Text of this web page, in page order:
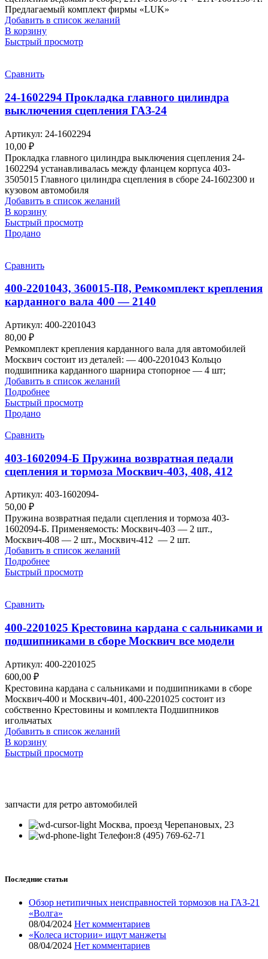
Предлагаемый комплект фирмы «LUK»
Добавить в список желаний
В корзину
Быстрый просмотр
Сравнить
24-1602294 Прокладка главного цилиндра
выключения сцепления ГАЗ-24
Артикул: 24-1602294
10,00 ₽
Прокладка главного цилиндра выключения сцепления 24-
1602294 устанавливалась между фланцем корпуса 403-
3505015 Главного цилиндра сцепления в сборе 24-1602300 и
кузовом автомобиля
Добавить в список желаний
В корзину
Быстрый просмотр
Продано
Сравнить
400-2201043, 360015-П8, Ремкомплект крепления
карданного вала 400 — 2140
Артикул: 400-2201043
80,00 ₽
Ремкомплект крепления карданного вала для автомобилей
Москвич состоит из деталей: — 400-2201043 Кольцо
подшипника карданного шарнира стопорное — 4 шт;
Добавить в список желаний
Подробнее
Быстрый просмотр
Продано
Сравнить
403-1602094-Б Пружина возвратная педали
сцепления и тормоза Москвич-403, 408, 412
Артикул: 403-1602094-
50,00 ₽
Пружина возвратная педали сцепления и тормоза 403-
1602094-Б. Применяемость: Москвич-403 — 2 шт.,
Москвич-408 — 2 шт., Москвич-412 — 2 шт.
Добавить в список желаний
Подробнее
Быстрый просмотр
Сравнить
400-2201025 Крестовина кардана с сальниками и
подшипниками в сборе Москвич все модели
Артикул: 400-2201025
600,00 ₽
Крестовина кардана с сальниками и подшипниками в сборе
Москвич-400 и Москвич-401, 400-2201025 состоит из
собственно Крестовины и комплекта Подшипников
игольчатых
Добавить в список желаний
В корзину
Быстрый просмотр
запчасти для ретро автомобилей
Москва, проезд Черепановых, 23
Телефон:8 (495) 769-62-71
Последние статьи
Обзор нетипичных неисправностей тормозов на ГАЗ-21
«Волга»
08/04/2024 Нет комментариев
«Колеса истории» ищут манжеты
08/04/2024 Нет комментариев